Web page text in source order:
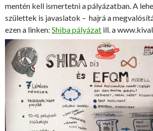
mentén kell ismertetni a pályázatban. A
születtek is javaslatok – hajrá a
ezen a linken: Shiba pályázat ill. a